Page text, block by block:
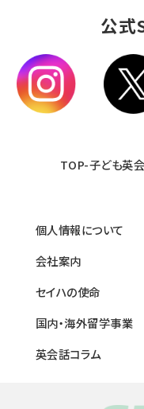
公式
TOP-子ども英会
個人情報について
会社案内
セイハの使命
国内・海外留学事業
英会話コラム